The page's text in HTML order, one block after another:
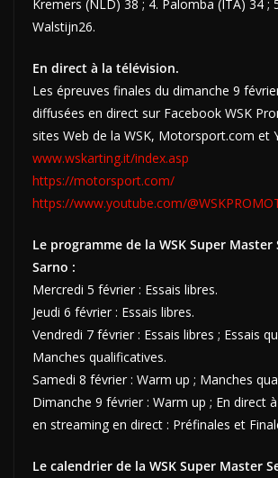
Kremers (NLD) 38 ; 4. Palomba (ITA) 34 ;
Walstijn26.
En direct à la télévision.
Les épreuves finales du dimanche 9
diffusées en direct sur Facebook WSK
sites Web de la WSK, Motorsport.com et
www.wskarting.it/index.asp
https://motorsport.com/
https://www.youtube.com/
Le programme de la WSK Super Master
Sarno :
Mercredi 5 février : Essais libres.
Jeudi 6 février : Essais libres.
Vendredi 7 février : Essais libres ; Essais
Manches qualificatives.
Samedi 8 février : Warm up ; Manches
Dimanche 9 février : Warm up ; En direct
en streaming en direct : Préfinales et
Le calendrier de la WSK Super Master